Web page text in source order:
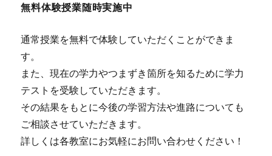
無料体験授業随時実施中
通常授業を無料で体験していただくことができま
す。
また、現在の学力やつまずき箇所を知るために学力
テストを受験していただきます。
その結果をもとに今後の学習方法や進路についても
ご相談させていただきます。
詳しくは各教室にお気軽にお問い合わせください！